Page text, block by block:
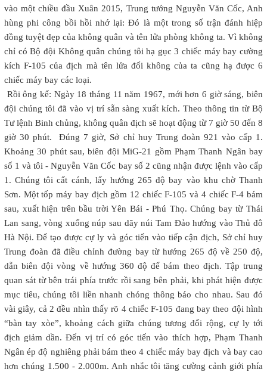
vào một chiều đầu Xuân 2015, Trung tướng Nguyễn Văn Cốc, Anh
hùng phi công bồi hồi nhớ lại: Đó là một trong số trận đánh hiệp
đồng tuyệt đẹp của không quân và tên lửa phòng không ta. Vì không
chỉ có Bộ đội Không quân chúng tôi hạ gục 3 chiếc máy bay cường
kích F-105 của địch mà tên lửa đối không của ta cũng hạ được 6
chiếc máy bay các loại.
Rồi ông kể: Ngày 18 tháng 11 năm 1967, mới hơn 6 giờ sáng, biên
đội chúng tôi đã vào vị trí sẵn sàng xuất kích. Theo thông tin từ Bộ
Tư lệnh Binh chủng, không quân địch sẽ hoạt động từ 7 giờ 50 đến 8
giờ 30 phút. Đúng 7 giờ, Sở chỉ huy Trung đoàn 921 vào cấp 1.
Khoảng 30 phút sau, biên đội MiG-21 gồm Phạm Thanh Ngân bay
số 1 và tôi - Nguyễn Văn Cốc bay số 2 cũng nhận được lệnh vào cấp
1. Chúng tôi cất cánh, lấy hướng 265 độ bay vào khu chờ Thanh
Sơn. Một tốp máy bay địch gồm 12 chiếc F-105 và 4 chiếc F-4 bám
sau, xuất hiện trên bầu trời Yên Bái - Phú Thọ. Chúng bay từ Thái
Lan sang, vòng xuống núp sau dãy núi Tam Đảo hướng vào Thủ đô
Hà Nội. Để tạo được cự ly và góc tiến vào tiếp cận địch, Sở chỉ huy
Trung đoàn đã điều chỉnh đường bay từ hướng 265 độ về 250 độ,
dẫn biên đội vòng về hướng 360 độ để bám theo địch. Tập trung
quan sát từ bên trái phía trước rồi sang bên phải, khi phát hiện được
mục tiêu, chúng tôi liền nhanh chóng thông báo cho nhau. Sau đó
vài giây, cả 2 đều nhìn thấy rõ 4 chiếc F-105 đang bay theo đội hình
“bàn tay xòe”, khoảng cách giữa chúng tương đối rộng, cự ly tới
địch giảm dần. Đến vị trí có góc tiến vào thích hợp, Phạm Thanh
Ngân ép độ nghiêng phải bám theo 4 chiếc máy bay địch và bay cao
hơn chúng 1.500 - 2.000m. Anh nhắc tôi tăng cường cảnh giới phía